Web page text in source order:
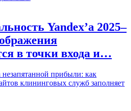
Yandex’а 2025–
в точки входа и…